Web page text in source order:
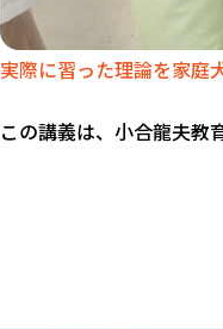
実際に習った理論を家庭
この講義は、小合龍夫教